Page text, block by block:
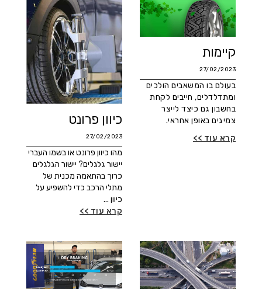
קיימות
27/02/2023
בעולם בו המשאבים הולכים
ומתדלדלים, חייבים לקחת
בחשבון גם כיצד לייצר
צמיגים באופן אחראי.
קרא עוד >>
כיוון פרונט
27/02/2023
מהו כיוון פרונט או בשמו העברי
יישור גלגלים? יישור הגלגלים
כרוך בהתאמה מכנית של
מתלי הרכב כדי להשפיע על
כיוון ...
קרא עוד >>